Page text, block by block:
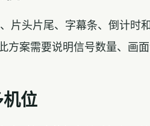
片头片尾、字幕条、倒计时
案需要说明信号数量、画面
位